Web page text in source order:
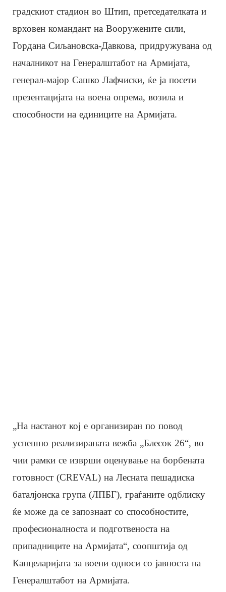
градскиот стадион во Штип, претседателката и
врховен командант на Вооружените сили,
Гордана Сиљановска-Давкова, придружувана од
началникот на Генералштабот на Армијата,
генерал-мајор Сашко Лафчиски, ќе ја посети
презентацијата на воена опрема, возила и
способности на единиците на Армијата.
„На настанот кој е организиран по повод
успешно реализираната вежба „Блесок 26“, во
чии рамки се изврши оценување на борбената
готовност (CREVAL) на Лесната пешадиска
баталјонска група (ЛПБГ), граѓаните одблиску
ќе може да се запознаат со способностите,
професионалноста и подготвеноста на
припадниците на Армијата“, соопштија од
Канцеларијата за воени односи со јавноста на
Генералштабот на Армијата.